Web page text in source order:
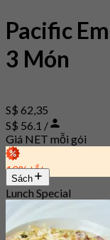
Pacific
3 Món
S$ 62,35
S$ 56.1 /
Giá NET mỗi gói
10% tắt
Sách
Lunch Special